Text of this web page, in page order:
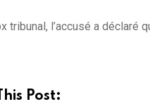
tribunal, l’accusé a déclaré
Post: